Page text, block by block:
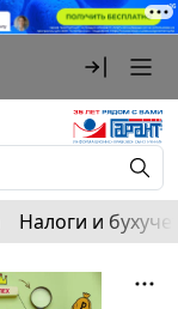
Налоги и